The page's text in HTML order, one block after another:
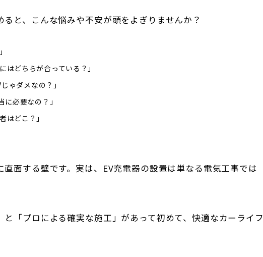
と、こんな悩みや不安が頭をよぎりませんか？
はどちらが合っている？」
ゃダメなの？」
に必要なの？」
はどこ？」
面する壁です。実は、EV充電器の設置は単なる電気工事では
と「プロによる確実な施工」があって初めて、快適なカーライフ